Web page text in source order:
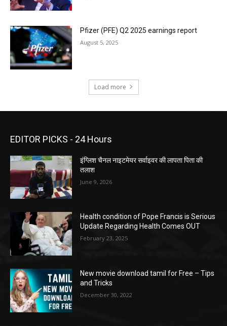
Pfizer (PFE) Q2 2025 earnings report
August 5, 2025
Load more
EDITOR PICKS - 24 Hours
इंग्लिश चैनल नाइटमेयर सर्वाइवर की लापता पिता की
तलाश
June 9, 2026
Health condition of Pope Francis is Serious
Update Regarding Health Comes OUT
February 23, 2025
New movie download tamil for Free – Tips
and Tricks
December 30, 2022